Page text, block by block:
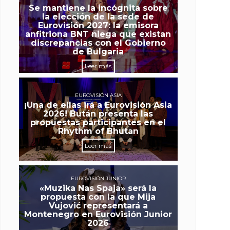
Se mantiene la incógnita sobre
la elección de la sede de
Eurovisión 2027: la emisora
anfitriona BNT niega que existan
discrepancias con el Gobierno
de Bulgaria
Leer más
EUROVISIÓN ASIA
¡Una de ellas irá a Eurovisión Asia
2026! Bután presenta las
propuestas participantes en el
Rhythm of Bhutan
Leer más
EUROVISIÓN JUNIOR
«Muzika Nas Spaja» será la
propuesta con la que Mija
Vujović representará a
Montenegro en Eurovisión Junior
2026